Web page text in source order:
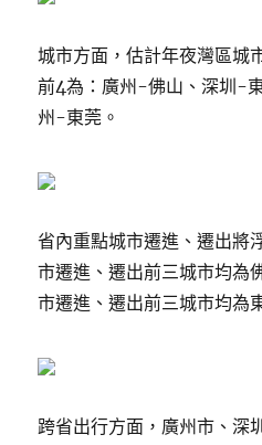
城市方面，估計年夜灣區城
前4為：廣州-佛山、深圳-
州-東莞。
省內重點城市遷進、遷出將
市遷進、遷出前三城市均為
市遷進、遷出前三城市均為
跨省出行方面，廣州市、深